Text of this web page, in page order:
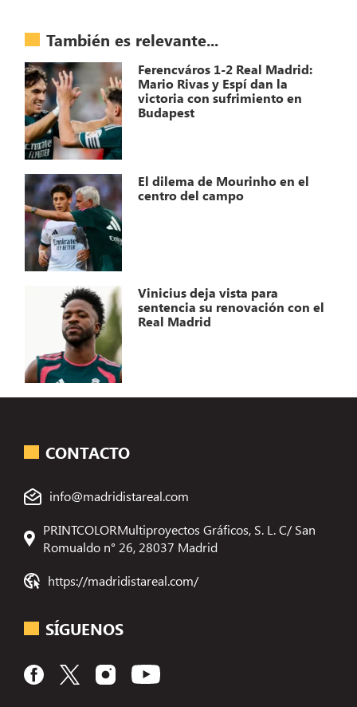
También es relevante...
Ferencváros 1-2 Real Madrid:
Mario Rivas y Espí dan la
victoria con sufrimiento en
Budapest
El dilema de Mourinho en el
centro del campo
Vinicius deja vista para
sentencia su renovación con el
Real Madrid
CONTACTO
info@madridistareal.com
PRINTCOLORMultiproyectos Gráficos, S. L. C/ San
Romualdo n° 26, 28037 Madrid
https://madridistareal.com/
SÍGUENOS